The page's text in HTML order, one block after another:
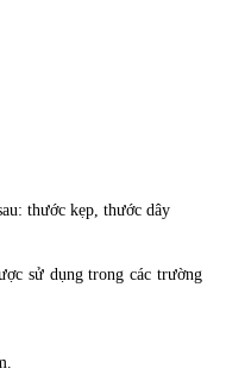
thước kẹp, thước dây
sử dụng trong các trường